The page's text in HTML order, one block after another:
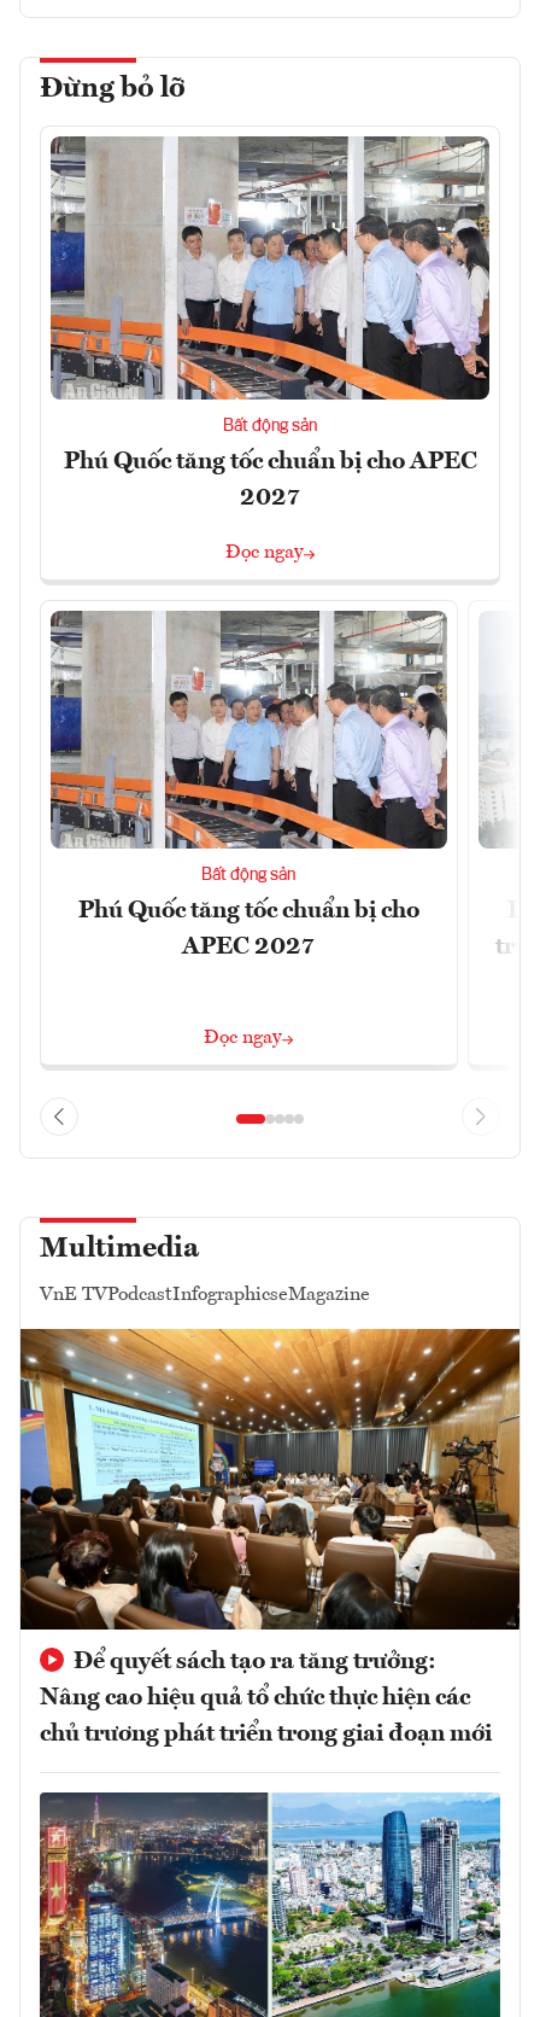
Đừng bỏ lỡ
Bất động sản
Phú Quốc tăng tốc chuẩn bị cho APEC
2027
Đọc ngay
Bất động sản
Phú Quốc tăng tốc chuẩn bị cho
APEC 2027
Đọc ngay
Multimedia
VnE TVPodcastInfographicseMagazine
Để quyết sách tạo ra tăng trưởng:
Nâng cao hiệu quả tổ chức thực hiện các
chủ trương phát triển trong giai đoạn mới